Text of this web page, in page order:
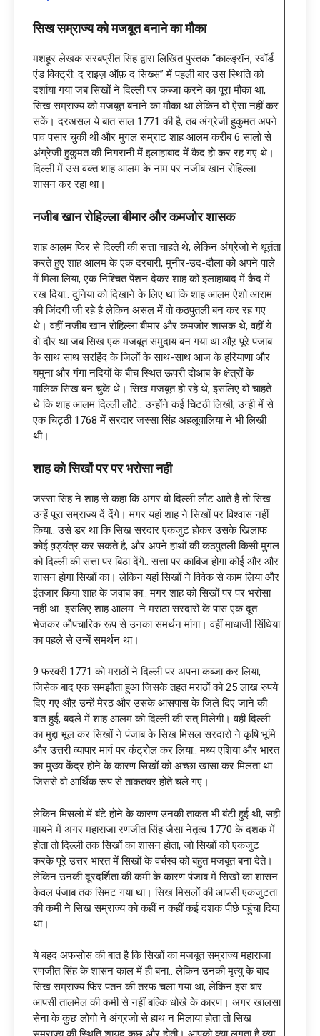
सिख सम्राज्य को मजबूत बनाने का मौका
मशहूर लेखक सरबप्रीत सिंह द्वारा लिखित पुस्तक “काल्ड्रॉन, स्वॉर्ड
एंड विक्ट्री: द राइज़ ऑफ़ द सिख्स” में पहली बार उस स्थिति को
दर्शाया गया जब सिखों ने दिल्ली पर कब्जा करने का पूरा मौका था,
सिख सम्राज्य को मजबूत बनाने का मौका था लेकिन वो ऐसा नहीं कर
सकें। दरअसल ये बात साल 1771 की है, तब अंग्रेजी हुकुमत अपने
पाव पसार चुकी थी और मुगल सम्राट शाह आलम करीब 6 सालो से
अंग्रेजी हुकुमत की निगरानी में इलाहाबाद में कैद हो कर रह गए थे।
दिल्ली में उस वक्त शाह आलम के नाम पर नजीब खान रोहिल्ला
शासन कर रहा था।
नजीब खान रोहिल्ला बीमार और कमजोर शासक
शाह आलम फिर से दिल्ली की सत्ता चाहते थे, लेकिन अंग्रेजो ने धूर्तता
करते हुए शाह आलम के एक दरबारी, मुनीर-उद-दौला को अपने पाले
में मिला लिया, एक निश्चित पेंशन देकर शाह को इलाहाबाद में कैद में
रख दिया.. दुनिया को दिखाने के लिए था कि शाह आलम ऐशो आराम
की जिंदगी जी रहे है लेकिन असल में वो कठपुतली बन कर रह गए
थे। वहीं नजीब खान रोहिल्ला बीमार और कमजोर शासक थे, वहीं ये
वो दौर था जब सिख एक मजबूत समुदाय बन गया था औऱ पूरे पंजाब
के साथ साथ सरहिंद के जिलों के साथ-साथ आज के हरियाणा और
यमुना और गंगा नदियों के बीच स्थित ऊपरी दोआब के क्षेत्रों के
मालिक सिख बन चुके थे। सिख मजबूत हो रहे थे, इसलिए वो चाहते
थे कि शाह आलम दिल्ली लौटे.. उन्होंने कई चिटठी लिखी, उन्ही में से
एक चिट्ठी 1768 में सरदार जस्सा सिंह अहलूवालिया ने भी लिखी
थी।
शाह को सिखों पर पर भरोसा नही
जस्सा सिंह ने शाह से कहा कि अगर वो दिल्ली लौट आते है तो सिख
उन्हें पूरा सम्राज्य दें देंगे। मगर यहां शाह ने सिखों पर विश्वास नहीं
किया.. उसे डर था कि सिख सरदार एकजुट होकर उसके खिलाफ
कोई ष़ड्यंत्र कर सकते है, और अपने हाथों की कठपुतली किसी मुगल
को दिल्ली की सत्ता पर बिठा देंगे.. सत्ता पर काबिज होगा कोई और और
शासन होगा सिखों का। लेकिन यहां सिखों ने विवेक से काम लिया और
इंतजार किया शाह के जवाब का.. मगर शाह को सिखों पर पर भरोसा
नही था…इसलिए शाह आलम ने मराठा सरदारों के पास एक दूत
भेजकर औपचारिक रूप से उनका समर्थन मांगा। वहीं माधाजी सिंधिया
का पहले से उन्बें समर्थन था।
9 फरवरी 1771 को मराठों ने दिल्ली पर अपना कब्जा कर लिया,
जिसेक बाद एक समझौता हुआ जिसके तहत मराठों को 25 लाख रुपये
दिए गए औऱ उन्हें मेरठ और उसके आसपास के जिले दिए जाने की
बात हुई, बदले में शाह आलम को दिल्ली की सत् मिलेगी। वहीं दिल्ली
का मुद्दा भूल कर सिखों ने पंजाब के सिख मिसल सरदारो ने कृषि भूमि
और उत्तरी व्यापार मार्ग पर कंट्रोल कर लिया.. मध्य एशिया और भारत
का मुख्य केंद्र होने के कारण सिखों को अच्छा खासा कर मिलता था
जिससे वो आर्थिक रूप से ताकतवर होते चले गए।
लेकिन मिसलो में बंटे होने के कारण उनकी ताकत भी बंटी हुई थी, सही
मायने में अगर महाराजा रणजीत सिंह जैसा नेतृत्व 1770 के दशक में
होता तो दिल्ली तक सिखों का शासन होता, जो सिखों को एकजुट
करके पूरे उत्तर भारत में सिखों के वर्चस्व को बहुत मजबूत बना देते।
लेकिन उनकी दूरदर्शिता की कमी के कारण पंजाब में सिखो का शासन
केवल पंजाब तक सिमट गया था। सिख मिसलों की आपसी एकजुटता
की कमी ने सिख सम्राज्य को कहीं न कहीं कई दशक पीछे पहुंचा दिया
था।
ये बहद अफसोस की बात है कि सिखों का मजबूत सम्राज्य महाराजा
रणजीत सिंह के शासन काल में ही बना.. लेकिन उनकी मृत्यु के बाद
सिख सम्राज्य फिर पतन की तरफ चला गया था, लेकिन इस बार
आपसी तालमेल की कमी से नहीं बल्कि धोखे के कारण। अगर खालसा
सेना के कुछ लोगो ने अंग्रजो से हाथ न मिलाया होता तो सिख